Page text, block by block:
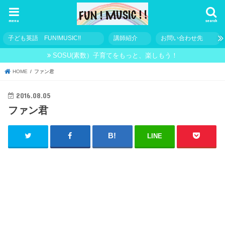
search
menu
子ども英語 FUN!MUSIC!! 講師紹介 お問い合わせ先
SOSU(素数）子育てをもっと、楽しもう！
HOME ファン君
2016.08.05
ファン君
LINE